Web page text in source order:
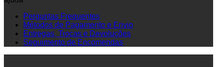
Perguntas Frequentes
Métodos de Pagamento e Envio
Entregas, Trocas e Devoluções
Seguimento de Encomendas